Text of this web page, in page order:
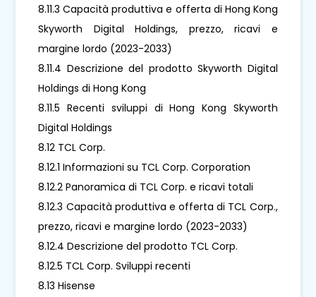
8.11.3 Capacità produttiva e offerta di Hong Kong
Skyworth Digital Holdings, prezzo, ricavi e
margine lordo (2023-2033)
8.11.4 Descrizione del prodotto Skyworth Digital
Holdings di Hong Kong
8.11.5 Recenti sviluppi di Hong Kong Skyworth
Digital Holdings
8.12 TCL Corp.
8.12.1 Informazioni su TCL Corp. Corporation
8.12.2 Panoramica di TCL Corp. e ricavi totali
8.12.3 Capacità produttiva e offerta di TCL Corp.,
prezzo, ricavi e margine lordo (2023-2033)
8.12.4 Descrizione del prodotto TCL Corp.
8.12.5 TCL Corp. Sviluppi recenti
8.13 Hisense